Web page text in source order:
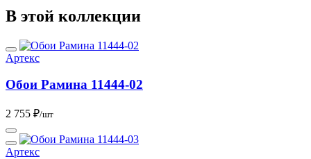
В этой коллекции
Артекс
Обои Рамина 11444-02
2 755 ₽/шт
Артекс